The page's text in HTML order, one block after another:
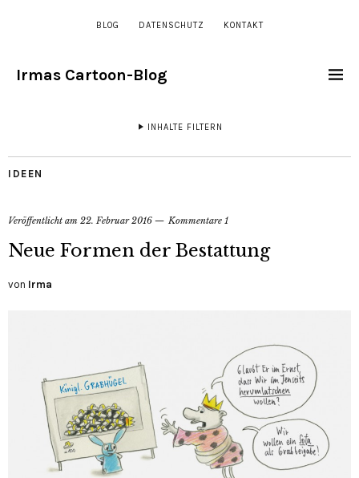
BLOG DATENSCHUTZ KONTAKT
Irmas Cartoon-Blog
INHALTE FILTERN
IDEEN
Veröffentlicht am 22. Februar 2016 Kommentare 1
Neue Formen der Bestattung
von Irma